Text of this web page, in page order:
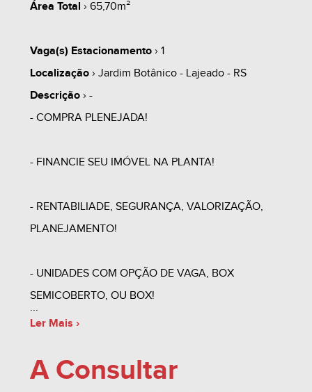
Área Total › 65,70m²
Vaga(s) Estacionamento› 1
Localização› Jardim Botânico - Lajeado - RS
Descrição› -
- COMPRA PLENEJADA!
- FINANCIE SEU IMÓVEL NA PLANTA!
- RENTABILIADE, SEGURANÇA, VALORIZAÇÃO,
PLANEJAMENTO!
- UNIDADES COM OPÇÃO DE VAGA, BOX
SEMICOBERTO, OU BOX!
Ler Mais ›
A Consultar